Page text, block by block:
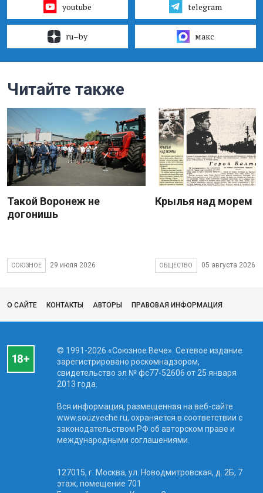
youtube telegram
ru–by макс
Читайте также
Такой Воронеж не
догонишь
СОЮЗНОЕ 29 июля 2026
Крылья над морем
ОБЩЕСТВО 05 августа 2026
О САЙТЕ КОНТАКТЫ АВТОРЫ ПРАВОВАЯ ИНФОРМАЦИЯ
© 1991-2026 «Союзное Вече». Сетевое издание
зарегистрировано роскомнадзором,
свидетельство эл № фc77-52606 от 25 января
2013 года.
Вся информация, размещенная на веб-сайте
www.souzveche.ru, охраняется в соответствии с
законодательством РФ об авторском праве и
международными соглашениями.
127015, г. Москва, ул. Новодмитровская, д. 2Б, 7
этаж, помещение 701